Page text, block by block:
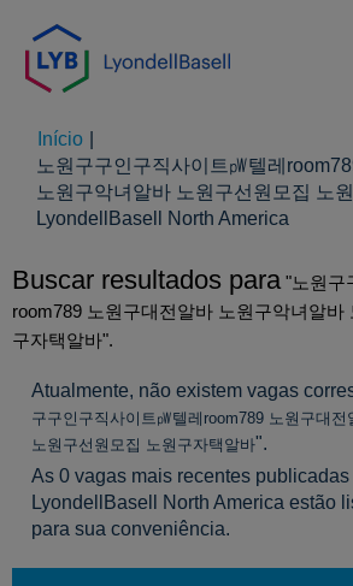
Início
노원구구인구직사이트㎺텔레
노원구악녀알바 노원구선원모집 노
LyondellBasell North America
Buscar resultados para "노원구
room789 노원구대전알바 노원구악녀알바
구자택알바".
Atualmente, não existem vagas
구구인구직사이트㎺텔레room789 노원구대
노원구선원모집 노원구자택알바".
As 0 vagas mais recentes publicadas
LyondellBasell North America estão
para sua conveniência.